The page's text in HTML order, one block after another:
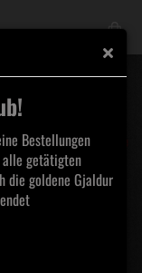
Bestellungen
alle getätigten
die goldene Gjaldur
Through Fire